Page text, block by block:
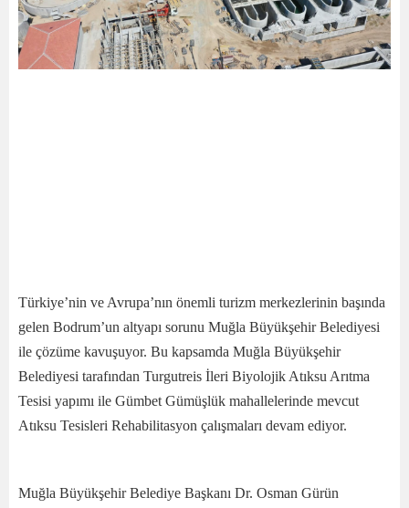
Türkiye’nin ve Avrupa’nın önemli turizm merkezlerinin başında
gelen Bodrum’un altyapı sorunu Muğla Büyükşehir Belediyesi
ile çözüme kavuşuyor. Bu kapsamda Muğla Büyükşehir
Belediyesi tarafından Turgutreis İleri Biyolojik Atıksu Arıtma
Tesisi yapımı ile Gümbet Gümüşlük mahallelerinde mevcut
Atıksu Tesisleri Rehabilitasyon çalışmaları devam ediyor.
Muğla Büyükşehir Belediye Başkanı Dr. Osman Gürün